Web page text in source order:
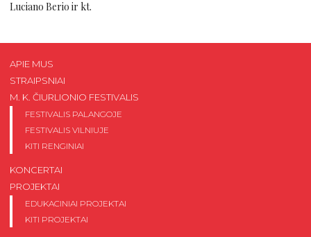
Luciano Berio ir kt.
APIE MUS
STRAIPSNIAI
M. K. ČIURLIONIO FESTIVALIS
FESTIVALIS PALANGOJE
FESTIVALIS VILNIUJE
KITI RENGINIAI
KONCERTAI
PROJEKTAI
EDUKACINIAI PROJEKTAI
KITI PROJEKTAI